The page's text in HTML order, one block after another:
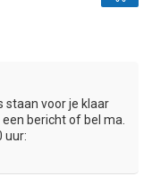
staan voor je klaar
bericht of bel ma.
uur: